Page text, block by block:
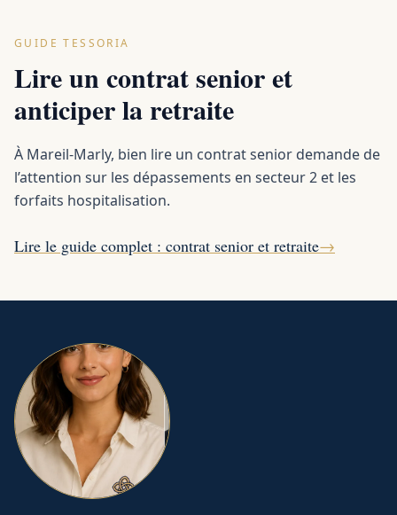
GUIDE TESSORIA
Lire un contrat senior et
anticiper la retraite
À Mareil-Marly, bien lire un contrat senior demande de
l’attention sur les dépassements en secteur 2 et les
forfaits hospitalisation.
Lire le guide complet : contrat senior et retraite→